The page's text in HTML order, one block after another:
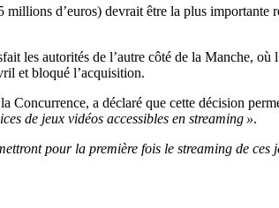
d’euros) devrait être la plus
les autorités de l’autre côté de la Manche,
et bloqué l’acquisition.
Concurrence, a déclaré que cette décision
de jeux vidéos accessibles en streaming ».
pour la première fois le streaming de